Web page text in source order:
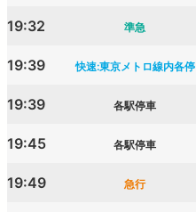
19:32 準急
19:39 快速:東京メトロ線内各停
19:39 各駅停車
19:45 各駅停車
19:49 急行